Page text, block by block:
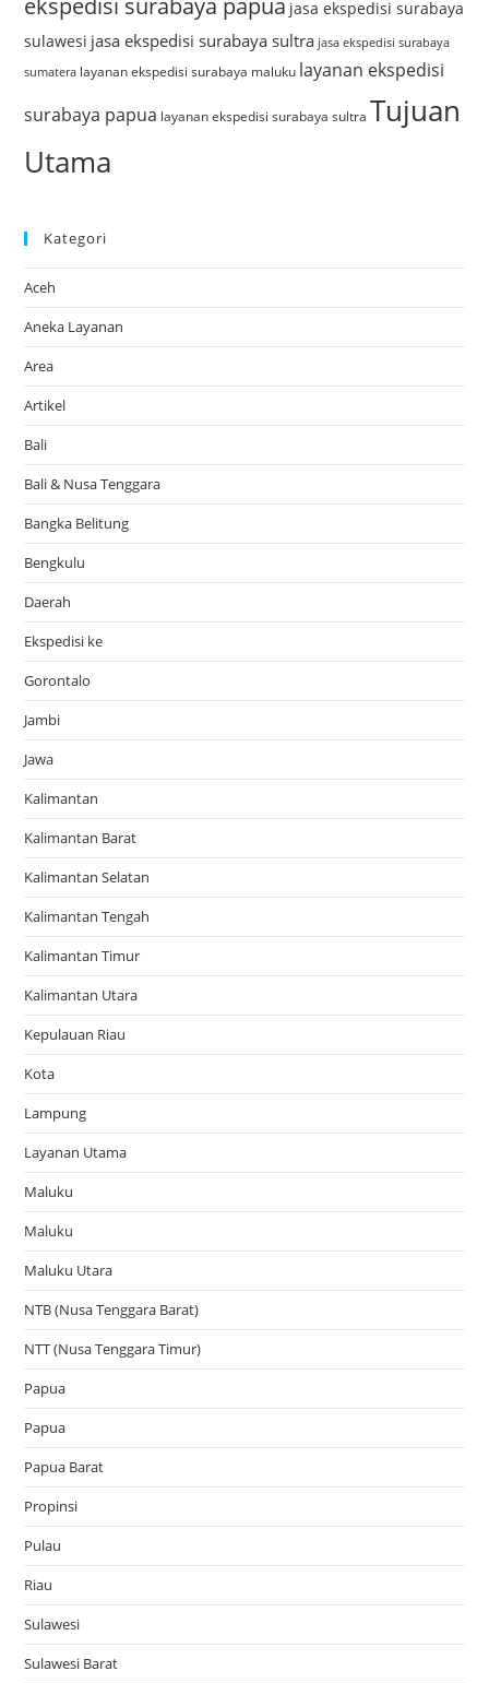
jasa ekspedisi surabaya
sulawesi jasa ekspedisi surabaya sultra jasa ekspedisi surabaya
sumatera layanan ekspedisi surabaya maluku layanan ekspedisi
surabaya papua layanan ekspedisi surabaya sultra Tujuan
Utama
Kategori
Aceh
Aneka Layanan
Area
Artikel
Bali
Bali & Nusa Tenggara
Bangka Belitung
Bengkulu
Daerah
Ekspedisi ke
Gorontalo
Jambi
Jawa
Kalimantan
Kalimantan Barat
Kalimantan Selatan
Kalimantan Tengah
Kalimantan Timur
Kalimantan Utara
Kepulauan Riau
Kota
Lampung
Layanan Utama
Maluku
Maluku
Maluku Utara
NTB (Nusa Tenggara Barat)
NTT (Nusa Tenggara Timur)
Papua
Papua
Papua Barat
Propinsi
Pulau
Riau
Sulawesi
Sulawesi Barat